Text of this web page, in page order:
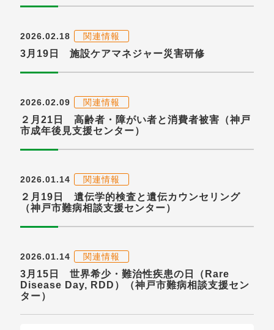
2026.02.18 関連情報
3月19日 施設ケアマネジャー災害研修
2026.02.09 関連情報
２月21日 高齢者・障がい者と消費者被害（神戸
市成年後見支援センター）
2026.01.14 関連情報
２月19日 遺伝学的検査と遺伝カウンセリング
（神戸市難病相談支援センター）
2026.01.14 関連情報
3月15日 世界希少・難治性疾患の日（Rare
Disease Day, RDD）（神戸市難病相談支援セン
ター）